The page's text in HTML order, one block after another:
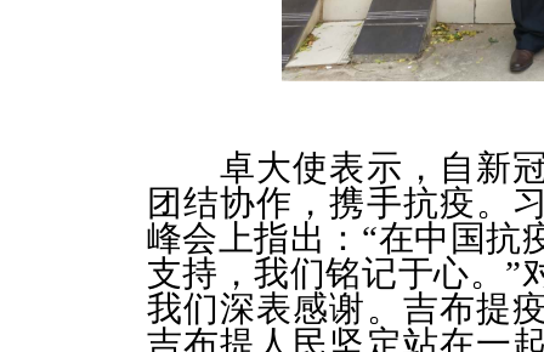
卓大使表示， 自新
团结协作，携手抗疫。
峰会上指出： “在中国抗
支持，我们铭记于心。 ”
我们深表感谢。 吉布提
吉布提 人民坚定站在一